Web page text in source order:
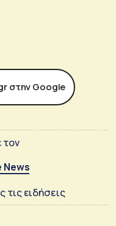
στην Google
τον
News
τις ειδήσεις